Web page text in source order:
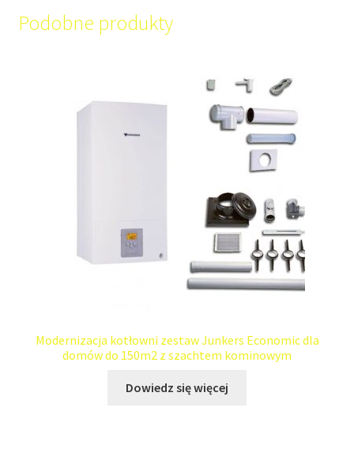
Podobne produkty
Modernizacja kotłowni zestaw Junkers Economic dla
domów do 150m2 z szachtem kominowym
Dowiedz się więcej